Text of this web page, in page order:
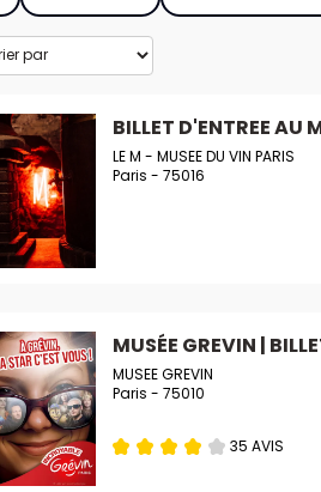
BILLET D'ENTREE AU
LE M - MUSEE DU VIN PARIS
Paris - 75016
MUSÉE GREVIN |
MUSEE GREVIN
Paris - 75010
35 AVIS